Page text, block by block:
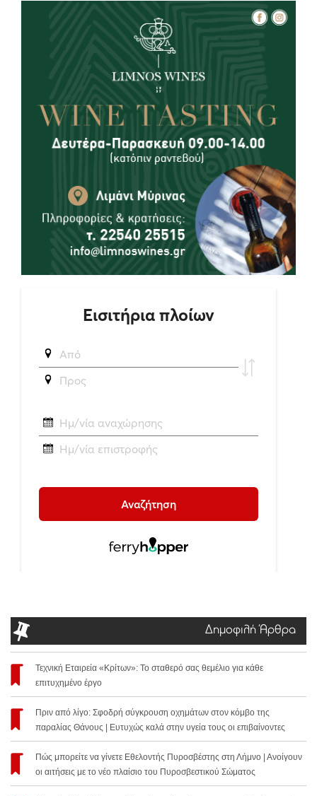
Δημοφιλή Άρθρα
Τεχνική Εταιρεία «Κρίτων»: Το σταθερό σας θεμέλιο για κάθε
επιτυχημένο έργο
Πριν από λίγο: Σφοδρή σύγκρουση οχημάτων στον κόμβο της
παραλίας Θάνους | Ευτυχώς καλά στην υγεία τους οι επιβαίνοντες
Πώς μπορείτε να γίνετε Εθελοντής Πυροσβέστης στη Λήμνο | Ανοίγουν
οι αιτήσεις με το νέο πλαίσιο του Πυροσβεστικού Σώματος